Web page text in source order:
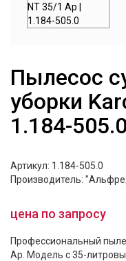
Пылесос
уборки
1.184-505.0
Артикул: 1.184-505.0
Производитель:
цена по запросу
Профессиональный
Ap. Модель с 35-